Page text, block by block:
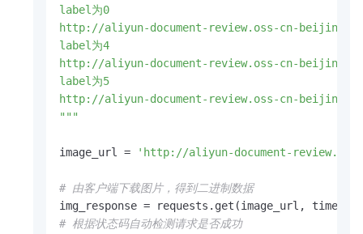
label为0
http://aliyun-document-review.oss-cn-
label为4
http://aliyun-document-review.oss-cn-
label为5
http://aliyun-document-review.oss-cn-
"""
image_url = 'http://aliyun-document-
# 由客户端下载图片，得到二进制数据
img_response = requests.get(image_url, timeout=
# 根据状态码自动检测请求是否成功